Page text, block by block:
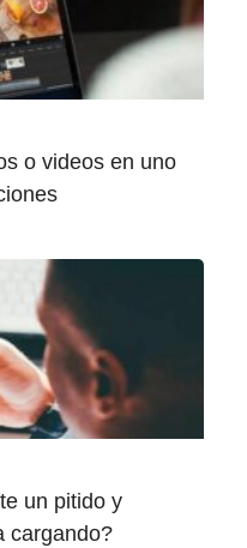
o videos en uno
un pitido y
cargando?